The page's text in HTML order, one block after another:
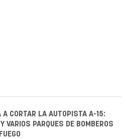
A CORTAR LA AUTOPISTA A-15:
VARIOS PARQUES DE BOMBEROS